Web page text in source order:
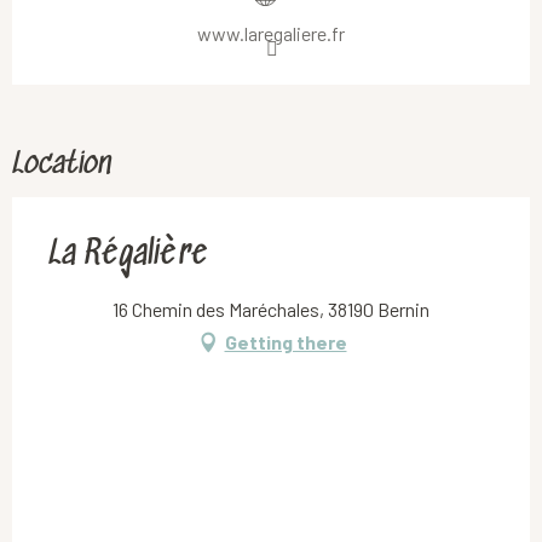
www.laregaliere.fr
Location
La Régalière
16 Chemin des Maréchales, 38190 Bernin
Getting there